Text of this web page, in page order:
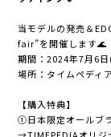
当モデルの発売＆
fair”を開催します🌊
期間：2024年7月6
場所：タイムペディ
【購入特典】
①日本限定オールブ